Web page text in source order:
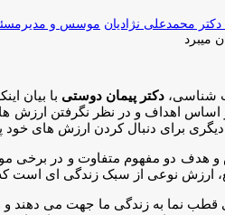
موسس و
شناسی، دکتر پیمان دوستی با بیان
اهداف و در نظر نگرفتن ارزش
برای دنبال کردن ارزش های خود
و هدف دو مفهوم متفاوت و در برخی
ارزش نوعی از سبک زندگی ای است که
قطب نما به زندگی ما جهت می دهند